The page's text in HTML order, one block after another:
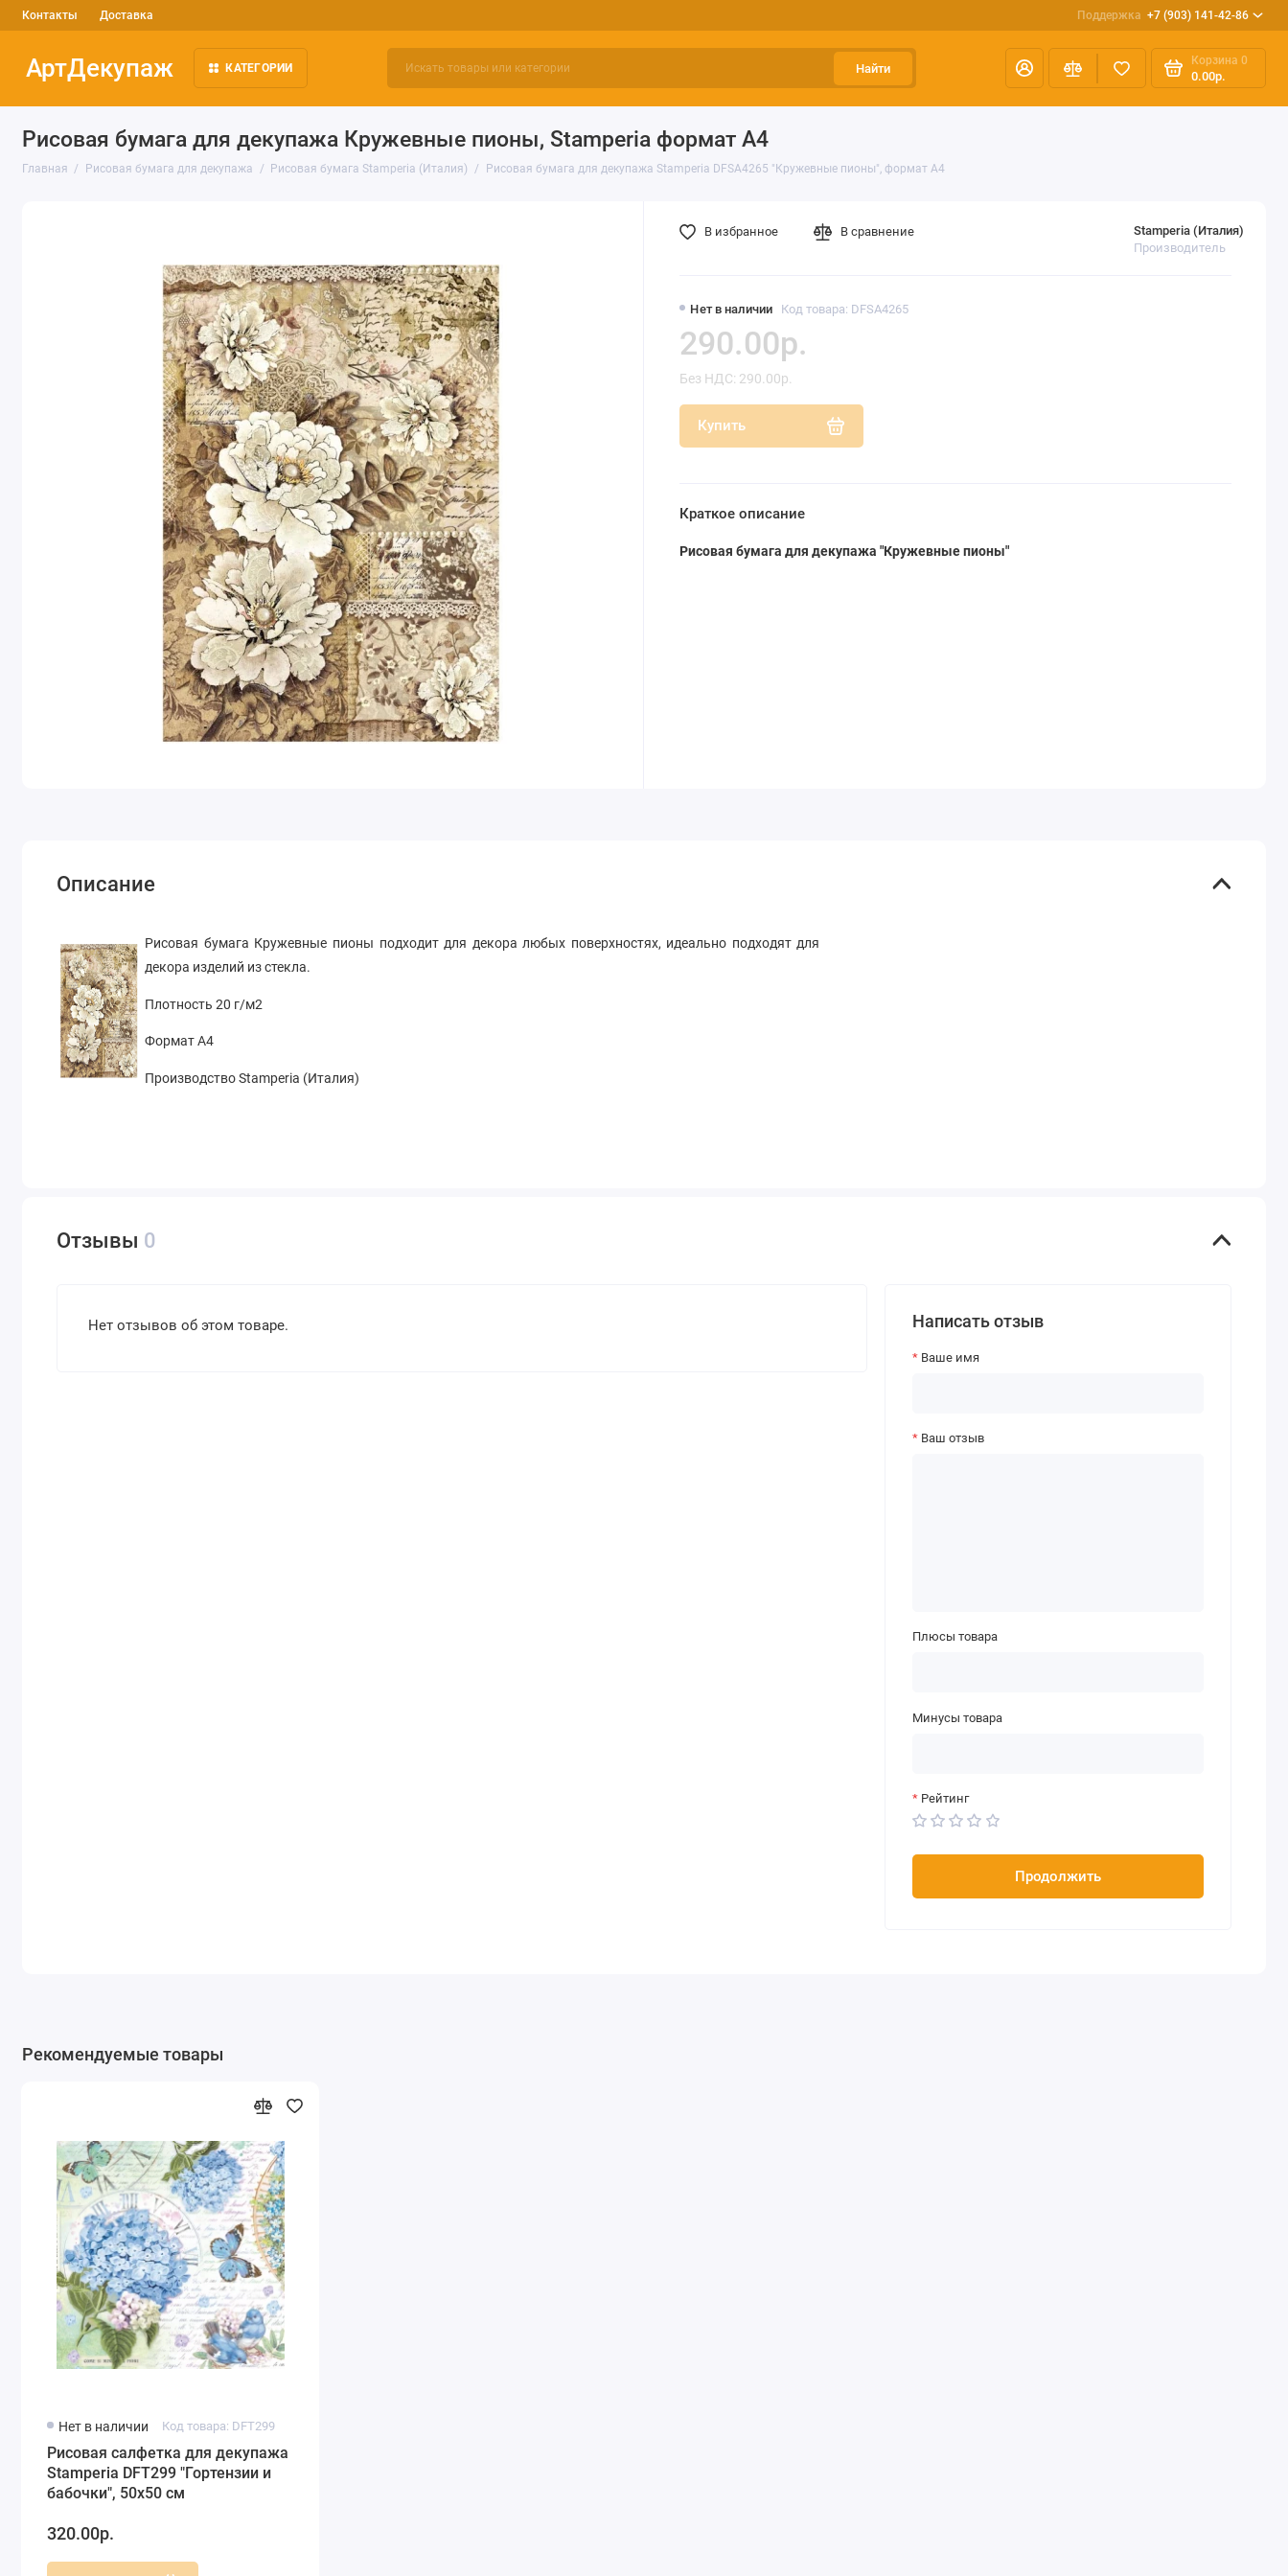
Контакты Доставка Поддержка +7 (903) 141-42-86
АртДекупаж КАТЕГОРИИ Найти
Корзина 0
0.00р.
Рисовая бумага для декупажа Кружевные пионы, Stamperia формат А4
Главная Рисовая бумага для декупажа Рисовая бумага Stamperia (Италия) Рисовая бумага для декупажа Stamperia DFSA4265 "Кружевные пионы", формат А4
Нет в наличии Код товара: DFSA4265
Stamperia (Италия)
Производитель
290.00р.
Без НДС: 290.00р.
Купить
В избранное В сравнение
Краткое описание
Рисовая бумага для декупажа "Кружевные пионы"
Описание
Рисовая бумага Кружевные пионы подходит для декора любых поверхностях, идеально подходят для
декора изделий из стекла.
Плотность 20 г/м2
Формат А4
Производство Stamperia (Италия)
Отзывы 0
Нет отзывов об этом товаре. Написать отзыв
Ваше имя
Ваш отзыв
Плюсы товара
Минусы товара
Рейтинг
Продолжить
Рекомендуемые товары
Нет в наличии Код товара: DFT299
Рисовая салфетка для декупажа
Stamperia DFT299 "Гортензии и
бабочки", 50х50 см
320.00р.